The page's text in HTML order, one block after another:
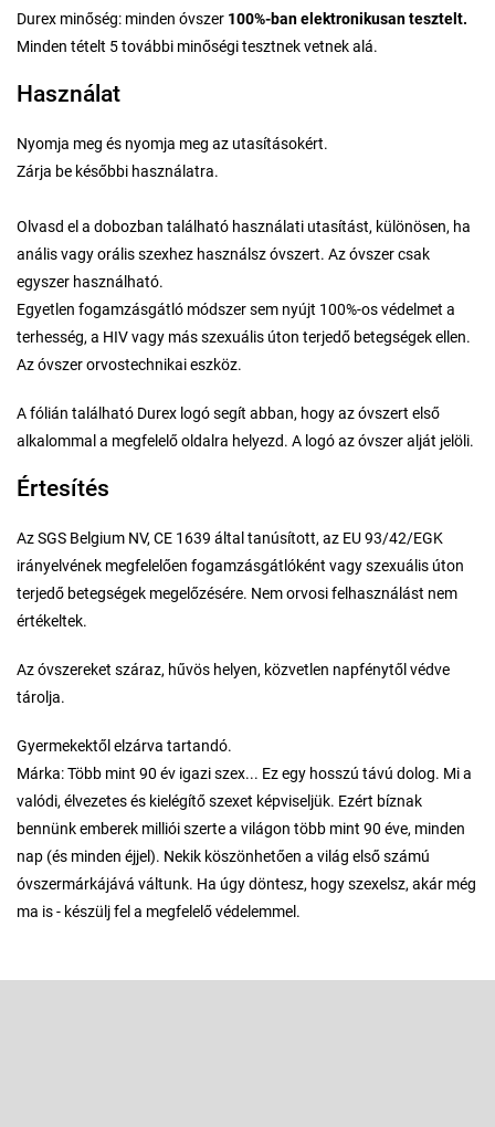
Durex minőség: minden óvszer 100%-ban elektronikusan tesztelt.
Minden tételt 5 további minőségi tesztnek vetnek alá.
Használat
Nyomja meg és nyomja meg az utasításokért.
Zárja be későbbi használatra.
Olvasd el a dobozban található használati utasítást, különösen, ha
anális vagy orális szexhez használsz óvszert. Az óvszer csak
egyszer használható.
Egyetlen fogamzásgátló módszer sem nyújt 100%-os védelmet a
terhesség, a HIV vagy más szexuális úton terjedő betegségek ellen.
Az óvszer orvostechnikai eszköz.
A fólián található Durex logó segít abban, hogy az óvszert első
alkalommal a megfelelő oldalra helyezd. A logó az óvszer alját jelöli.
Értesítés
Az SGS Belgium NV, CE 1639 által tanúsított, az EU 93/42/EGK
irányelvének megfelelően fogamzásgátlóként vagy szexuális úton
terjedő betegségek megelőzésére. Nem orvosi felhasználást nem
értékeltek.
Az óvszereket száraz, hűvös helyen, közvetlen napfénytől védve
tárolja.
Gyermekektől elzárva tartandó.
Márka: Több mint 90 év igazi szex... Ez egy hosszú távú dolog. Mi a
valódi, élvezetes és kielégítő szexet képviseljük. Ezért bíznak
bennünk emberek milliói szerte a világon több mint 90 éve, minden
nap (és minden éjjel). Nekik köszönhetően a világ első számú
óvszermárkájává váltunk. Ha úgy döntesz, hogy szexelsz, akár még
ma is - készülj fel a megfelelő védelemmel.